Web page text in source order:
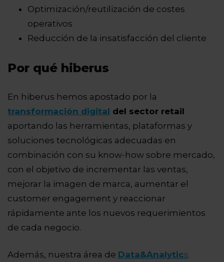
Optimización/reutilización de costes
operativos
Reducción de la insatisfacción del cliente
Por qué hiberus
En hiberus hemos apostado por la
transformación digital del sector retail
aportando las herramientas, plataformas y
soluciones tecnológicas adecuadas en
combinación con su know-how sobre mercado,
con el objetivo de incrementar las ventas,
mejorar la imagen de marca, aumentar el
customer engagement y reaccionar
rápidamente ante los nuevos requerimientos
de cada negocio.
Además, nuestra área de Data&Analytics